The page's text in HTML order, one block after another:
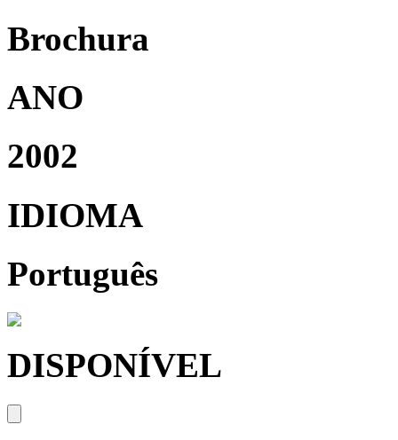
Brochura
ANO
2002
IDIOMA
Português
DISPONÍVEL